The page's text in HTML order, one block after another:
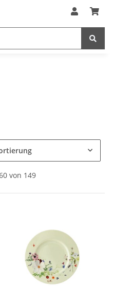
von 149